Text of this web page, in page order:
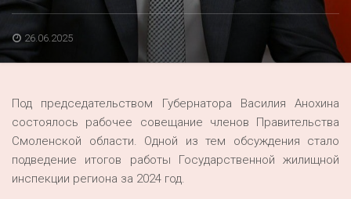
Национальные проекты
Память
Перепись — 2020
26.06.2025
Под председательством Губернатора Василия Анохина
состоялось рабочее совещание членов Правительства
Смоленской области. Одной из тем обсуждения стало
подведение итогов работы Государственной жилищной
инспекции региона за 2024 год.